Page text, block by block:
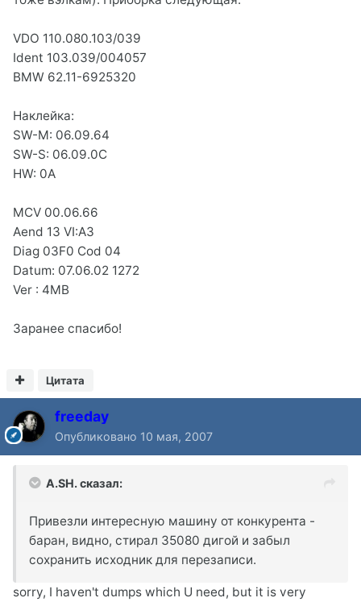
VDO 110.080.103/039
Ident 103.039/004057
BMW 62.11-6925320
Наклейка:
SW-M: 06.09.64
SW-S: 06.09.0C
HW: 0A
MCV 00.06.66
Aend 13 VI:A3
Diag 03F0 Cod 04
Datum: 07.06.02 1272
Ver : 4MB
Заранее спасибо!
Цитата
freeday
Опубликовано 10 мая, 2007
A.SH. сказал:
Привезли интересную машину от конкурента -
баран, видно, стирал 35080 дигой и забыл
сохранить исходник для перезаписи.
sorry, I haven't dumps which U need, but it is very